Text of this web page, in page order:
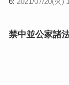
禁中並公家諸